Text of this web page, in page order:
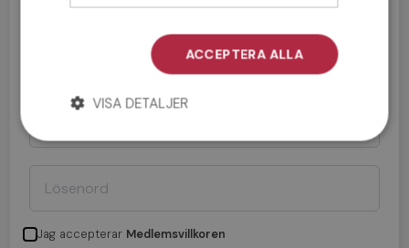
Jag accepterar Medlemsvillkoren
ACCEPTERA ALLA
VISA DETALJER